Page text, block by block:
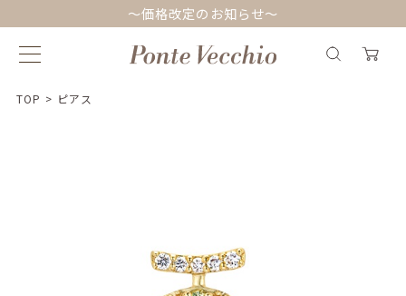
～価格改定のお知らせ～
TOP > ピアス